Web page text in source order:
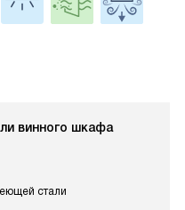
винного шкафа
стали